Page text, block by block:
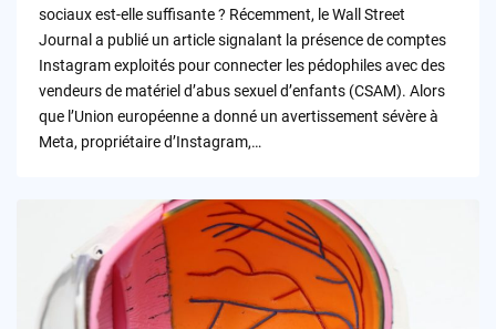
sociaux est-elle suffisante ? Récemment, le Wall Street
Journal a publié un article signalant la présence de comptes
Instagram exploités pour connecter les pédophiles avec des
vendeurs de matériel d’abus sexuel d’enfants (CSAM). Alors
que l’Union européenne a donné un avertissement sévère à
Meta, propriétaire d’Instagram,…